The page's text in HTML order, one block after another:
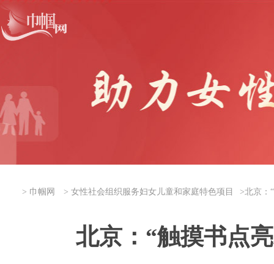
> 巾帼网 > 女性社会组织服务妇女儿童和家庭特色项目 >北京：
北京：“触摸书点